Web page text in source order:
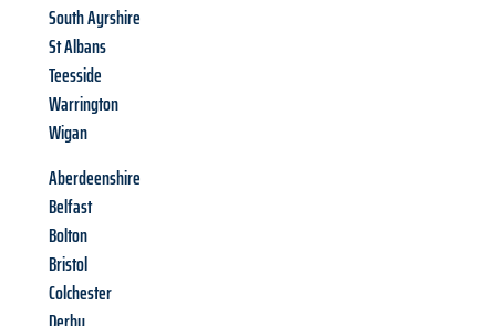
South Ayrshire
St Albans
Teesside
Warrington
Wigan
Aberdeenshire
Belfast
Bolton
Bristol
Colchester